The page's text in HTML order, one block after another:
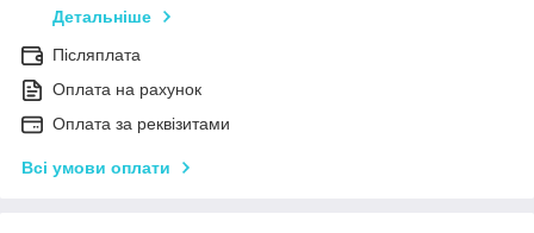
Детальніше
Післяплата
Оплата на рахунок
Оплата за реквізитами
Всі умови оплати